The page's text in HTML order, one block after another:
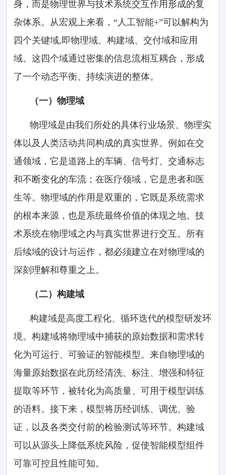
身，而是物理世界与技术系统交互作用形成的复
杂体系。从宏观上来看，“人工智能+”可以解构为
四个关键域,即物理域、构建域、交付域和应用
域。这四个域通过密集的信息流相互耦合，形成
了一个动态平衡、持续演进的整体。
（一）物理域
物理域是由我们所处的具体行业场景、物理实
体以及人类活动共同构成的真实世界。例如在交
通领域，它是道路上的车辆、信号灯、交通标志
和不断变化的车流；在医疗领域，它是患者和医
生等。物理域的作用是双重的，它既是系统需求
的根本来源，也是系统最终价值的体现之地。技
术系统在物理域之内与真实世界进行交互。所有
后续域的设计与运作，都必须建立在对物理域的
深刻理解和尊重之上。
（二）构建域
构建域是高度工程化、循环迭代的模型研发环
境。构建域将物理域中捕获的原始数据和需求转
化为可运行、可验证的智能模型。来自物理域的
海量原始数据在此历经清洗、标注、增强和特征
提取等环节，被转化为高质量、可用于模型训练
的语料。接下来，模型将历经训练、调优、验
证，以及各类交付前的检验测试等环节。构建域
可以从源头上降低系统风险，促使智能模型组件
可靠可控且性能可知。